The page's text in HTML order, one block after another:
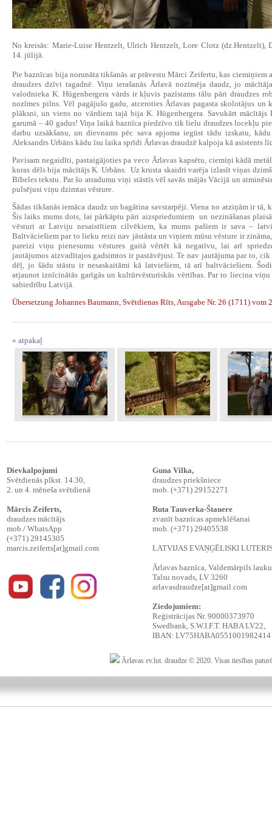
No kreisās: Marie-Luise Hentzelt, Ulrich Hentzelt, Lore Clotz (dz.Hentzelt),
14. jūlijā.
Pie baznīcas bija norunāta tikšanās ar prāvestu Mārci Zeifertu, kas ciemiņiem
draudzes dzīvi tagadnē. Viņu ierašanās Ārlavā nozīmēja daudz, jo
valodnieka K. Hūgenbergera vārds ir kļuvis pazīstams tālu pāri draudzes
nozīmes pilns. Vēl pagājušo gadu, atceroties Ārlavas pagasta skolotājus un
plāksni, un viens no vārdiem tajā bija K. Hūgenbergera. Savukārt mācītājs
garumā – 40 gadus! Viņa laikā baznīca piedzīvo tik lielu draudzes locekļu
darbu uzsākšanu, un dievnams pēc sava apjoma iegūst tādu izskatu,
Aleksandrs Urbāns kādu īsu laika sprīdi Ārlavas draudzē kalpoja kā asistents
Pavisam negaidīti, pastaigājoties pa veco Ārlavas kapsētu, ciemiņi kādā
kuras dēls bija mācītājs K. Urbāns. Uz krusta skaidri varēja izlasīt viņas
Bībeles tekstu. Par šo atradumu viņi stāstīs vēl savās mājās Vācijā un
pulsējusi viņu dzimtas vēsture.
Šādas tikšanās iemāca daudz un bagātina savstarpēji. Viena no atziņām ir
Šis laiks mums dots, lai pārkāptu pāri aizspriedumiem un nezināšanas
vēsturi ar Latviju nesaistītiem cilvēkiem, ka mums pašiem ir sava –
Baltvāciešiem par to lieku reizi nav jāstāsta un viņiem mūsu vēsture ir
pareizi viņu pienesumu vēstures gaitā vērtēt kā negatīvu, lai arī
jautājumos aizvadītajos gadsimtos ir pastāvējusi. Te nav jautājuma par to,
dēļ, jo šādu stāstu ir nesaskaitāmi kā latviešiem, tā arī baltvāciešiem.
atjaunot iznīcinātās garīgās un kultūrvēsturiskās vērtības. Par to liecina
sabiedrību Latvijā.
Übersetzung Johannes Baumann, Svētdienas Rīts, Ausgabe Nr. 26 (1711) vom
« atpakaļ
Dievkalpojumi
Svētdienās plkst. 14.30,
2. un 4. mēneša svētdienā
Mārcis Zeiferts,
draudzes mācītājs
mob./ WhatsApp
(+371) 29145305
marcis.zeiferts[at]gmail.com
Guna Vilka,
draudzes priekšniece
mob. (+371) 29152271
Ruta Tauverka-Štauere
zvanīt baznīcas apmeklēšanai
mob. (+371) 29405538
LATVIJAS EVAŅĢĒLISKI
Ārlavas baznīca, Valdemārpils
Talsu novads, LV 3260
arlavasdraudze[at]gmail.com
Ziedojumiem:
Reģistrācijas Nr. 90000373970
Swedbank, S.W.I.F.T. HABA LV22,
IBAN: LV75HABA0551001982414
Ārlavas ev.lut. draudze © 2020. Visas tiesības